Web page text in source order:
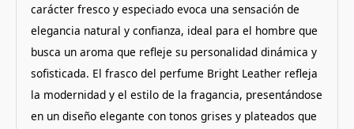
carácter fresco y especiado evoca una sensación de
elegancia natural y confianza, ideal para el hombre que
busca un aroma que refleje su personalidad dinámica y
sofisticada. El frasco del perfume Bright Leather refleja
la modernidad y el estilo de la fragancia, presentándose
en un diseño elegante con tonos grises y plateados que